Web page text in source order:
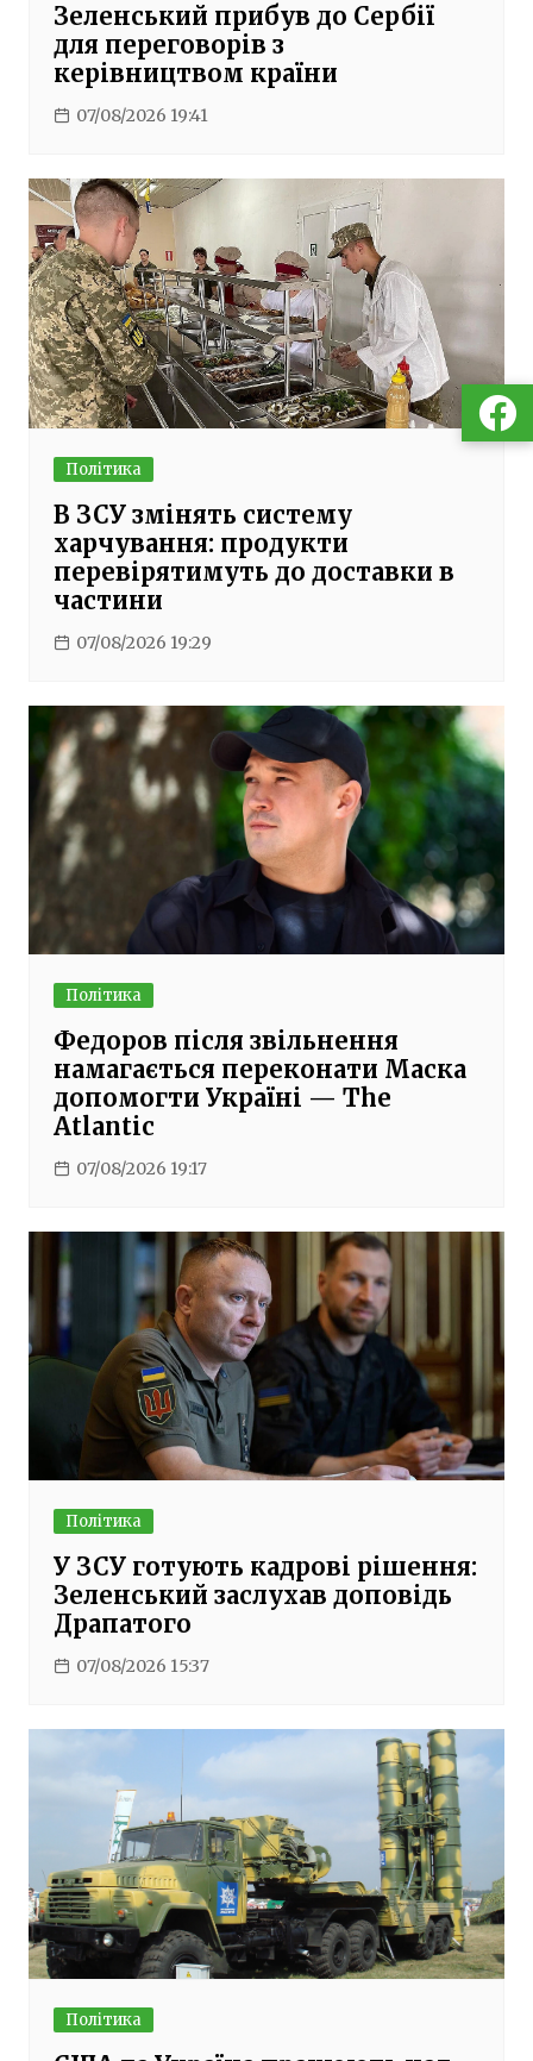
Зеленський прибув до Сербії
для переговорів з
керівництвом країни
07/08/2026 19:41
Політика
В ЗСУ змінять систему
харчування: продукти
перевірятимуть до доставки в
частини
07/08/2026 19:29
Політика
Федоров після звільнення
намагається переконати Маска
допомогти Україні — The
Atlantic
07/08/2026 19:17
Політика
У ЗСУ готують кадрові рішення:
Зеленський заслухав доповідь
Драпатого
07/08/2026 15:37
Політика